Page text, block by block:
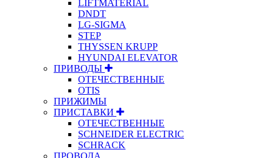
LIFTMATERIAL
DNDT
LG-SIGMA
STEP
THYSSEN KRUPP
HYUNDAI ELEVATOR
ПРИВОДЫ
ОТЕЧЕСТВЕННЫЕ
OTIS
ПРИЖИМЫ
ПРИСТАВКИ
ОТЕЧЕСТВЕННЫЕ
SCHNEIDER ELECTRIC
SCHRACK
ПРОВОДА